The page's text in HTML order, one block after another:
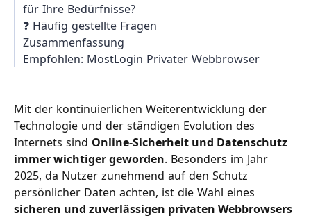
für Ihre Bedürfnisse?
❓ Häufig gestellte Fragen
Zusammenfassung
Empfohlen: MostLogin Privater Webbrowser
Mit der kontinuierlichen Weiterentwicklung der
Technologie und der ständigen Evolution des
Internets sind Online-Sicherheit und Datenschutz
immer wichtiger geworden. Besonders im Jahr
2025, da Nutzer zunehmend auf den Schutz
persönlicher Daten achten, ist die Wahl eines
sicheren und zuverlässigen privaten Webbrowsers